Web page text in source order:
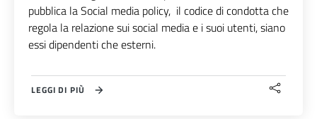
pubblica la Social media policy, il codice di condotta che
regola la relazione sui social media e i suoi utenti, siano
essi dipendenti che esterni.
LEGGI DI PIÙ